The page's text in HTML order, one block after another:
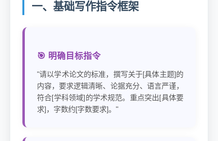
一、基础写作指令框架
🎯 明确目标指令
"请以学术论文的标准，撰写关于[具体主题]的
内容，要求逻辑清晰、论据充分、语言严谨，
符合[学科领域]的学术规范。重点突出[具体要
求]，字数约[字数要求]。"